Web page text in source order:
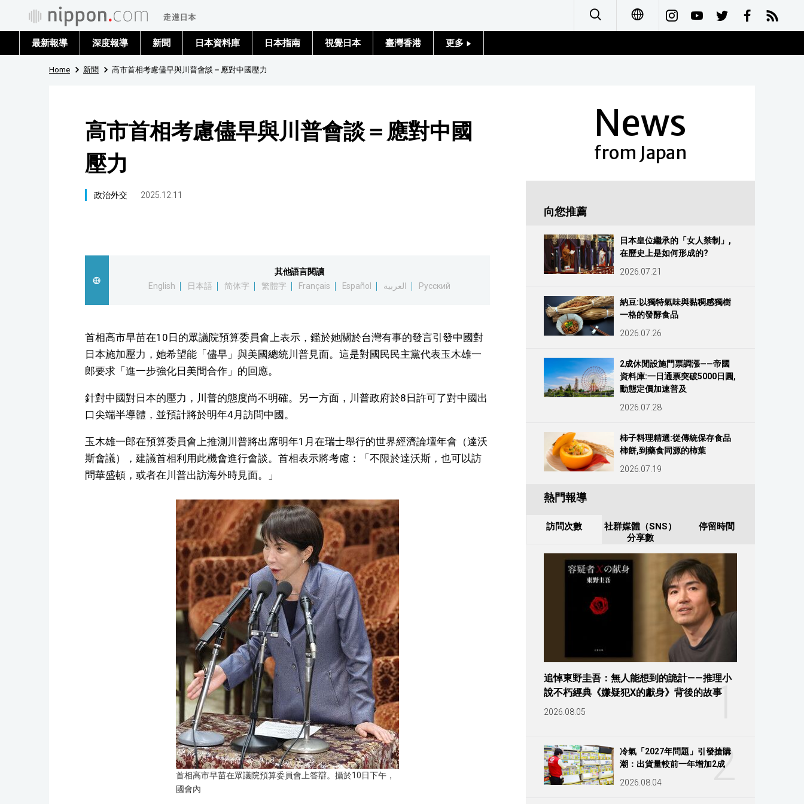
Français
最新報導 深度報導 新聞 日本資料庫 日本指南 視覺日本 臺灣香港 更多
政治外交
生活
東京
Home 新聞 高市首相考慮儘早與川普會談＝應對中國壓力
高市首相考慮儘早與川普會談＝應對中國
壓力
政治外交 2025.12.11
其他語言閱讀
English
日本語 简体字 繁體字 Français Español العربية Русский
首相高市早苗在10日的眾議院預算委員會上表示，鑑於她關於台灣有事的發言引發中國對
日本施加壓力，她希望能「儘早」與美國總統川普見面。這是對國民民主黨代表玉木雄一
郎要求「進一步強化日美間合作」的回應。
針對中國對日本的壓力，川普的態度尚不明確。另一方面，川普政府於8日許可了對中國出
口尖端半導體，並預計將於明年4月訪問中國。
玉木雄一郎在預算委員會上推測川普將出席明年1月在瑞士舉行的世界經濟論壇年會（達沃
斯會議），建議首相利用此機會進行會談。首相表示將考慮：「不限於達沃斯，也可以訪
問華盛頓，或者在川普出訪海外時見面。」
首相高市早苗在眾議院預算委員會上答辯。攝於10日下午，
國會內
News
from Japan
向您推薦
日本皇位繼承的「女人禁制」,
在歷史上是如何形成的?
2026.07.21
納豆:以獨特氣味與黏稠感獨樹
一格的發酵食品
2026.07.26
2成休閒設施門票調漲——帝國
資料庫:一日通票突破5000日圓,
動態定價加速普及
2026.07.28
柿子料理精選:從傳統保存食品
柿餅,到藥食同源的柿葉
2026.07.19
熱門報導
訪問次數
社群媒體（SNS）
分享數
停留時間
1
追悼東野圭吾：無人能想到的詭計——推理小
說不朽經典《嫌疑犯X的獻身》背後的故事
2026.08.05
2
冷氣「2027年問題」引發搶購
潮：出貨量較前一年增加2成
2026.08.04